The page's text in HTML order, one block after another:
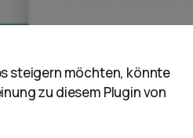
steigern möchten, könnte
zu diesem Plugin von